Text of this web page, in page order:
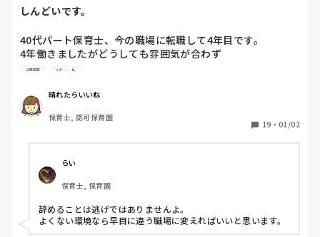
しんどいです。
40代パート保育士、今の職場に転職して4年目です。
4年働きましたがどうしても雰囲気が合わず
退職しようと思っています。
周りの職員は、勤続10年以上から何十年という先生がほとん
どです。
保護者子どもの愚痴悪口が多く、
今で言う不適切保育も
仕方ないよね
もう何も言わずに
子どもの言いなりになればいいんだね
などいう意見で…
上の先生に相談することは難しそうです。
退職 パート
晴れたらいいね
保育士, 認可保育園
19 ・ 01/02
らい
保育士, 保育園
辞めることは逃げではありませんよ。
よくない環境なら早目に違う職場に変えればいいと思います。